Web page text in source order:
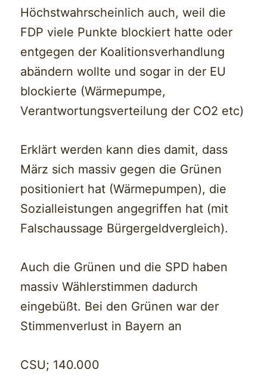
Höchstwahrscheinlich auch, weil die
FDP viele Punkte blockiert hatte oder
entgegen der Koalitionsverhandlung
abändern wollte und sogar in der EU
blockierte (Wärmepumpe,
Verantwortungsverteilung der CO2 etc)
Erklärt werden kann dies damit, dass
März sich massiv gegen die Grünen
positioniert hat (Wärmepumpen), die
Sozialleistungen angegriffen hat (mit
Falschaussage Bürgergeldvergleich).
Auch die Grünen und die SPD haben
massiv Wählerstimmen dadurch
eingebüßt. Bei den Grünen war der
Stimmenverlust in Bayern an
CSU; 140.000